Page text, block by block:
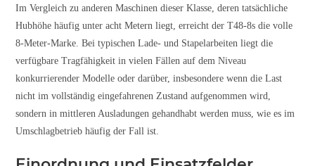
Im Vergleich zu anderen Maschinen dieser Klasse, deren tatsächliche
Hubhöhe häufig unter acht Metern liegt, erreicht der T48-8s die volle
8-Meter-Marke. Bei typischen Lade- und Stapelarbeiten liegt die
verfügbare Tragfähigkeit in vielen Fällen auf dem Niveau
konkurrierender Modelle oder darüber, insbesondere wenn die Last
nicht im vollständig eingefahrenen Zustand aufgenommen wird,
sondern in mittleren Ausladungen gehandhabt werden muss, wie es im
Umschlagbetrieb häufig der Fall ist.